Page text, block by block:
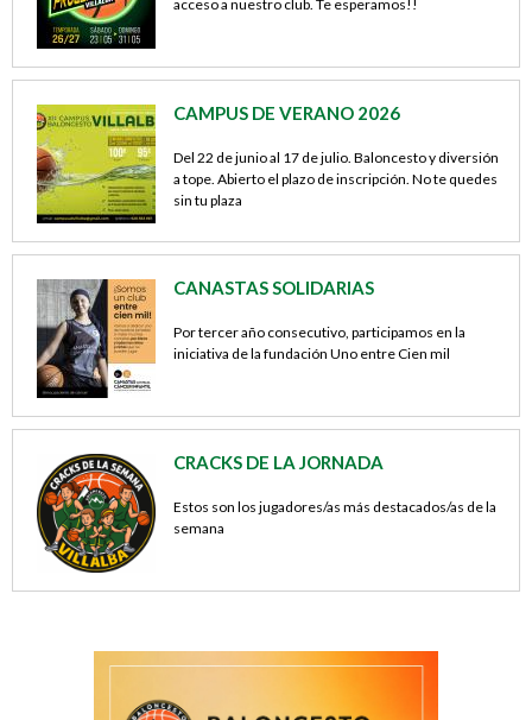
acceso a nuestro club. Te esperamos!!
CAMPUS DE VERANO 2026
Del 22 de junio al 17 de julio. Baloncesto y diversión
a tope. Abierto el plazo de inscripción. No te quedes
sin tu plaza
CANASTAS SOLIDARIAS
Por tercer año consecutivo, participamos en la
iniciativa de la fundación Uno entre Cien mil
CRACKS DE LA JORNADA
Estos son los jugadores/as más destacados/as de la
semana